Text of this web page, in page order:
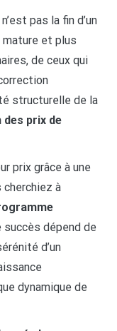
n’est pas la fin d’un
mature et plus
de ceux qui
structurelle de la
prix de
prix grâce à une
à
succès dépend de
d’un
dynamique de